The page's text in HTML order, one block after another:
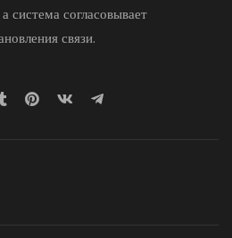
система согласовывает
связи.